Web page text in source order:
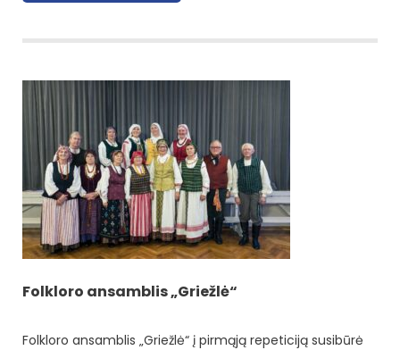
Folkloro ansamblis „Griežlė“
Folkloro ansamblis „Griežlė“ į pirmąją repeticiją susibūrė